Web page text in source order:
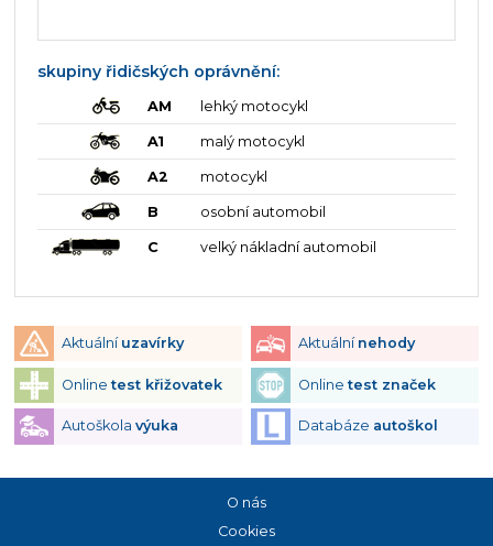
skupiny řidičských oprávnění:
AM lehký motocykl
A1 malý motocykl
A2 motocykl
B osobní automobil
C velký nákladní automobil
Aktuální uzavírky Aktuální nehody
Onlinetest křižovatek Onlinetest značek
Autoškola výuka Databáze autoškol
O nás
Cookies